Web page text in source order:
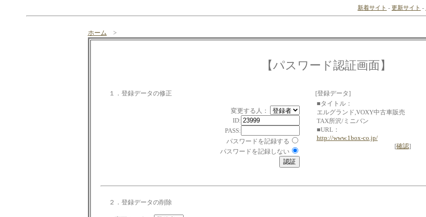
新着サイト -更新サイト -
ホーム >
【パスワード認証画面】
１．登録データの修正
変更する人：
ID:
PASS:
パスワードを記録する
パスワードを記録しない
[登録データ]
■タイトル：
エルグランド,VOXY中古車販売
TAX所沢/ミニバン
■URL：
http://www.1box-co.jp/
[確認]
２．登録データの削除